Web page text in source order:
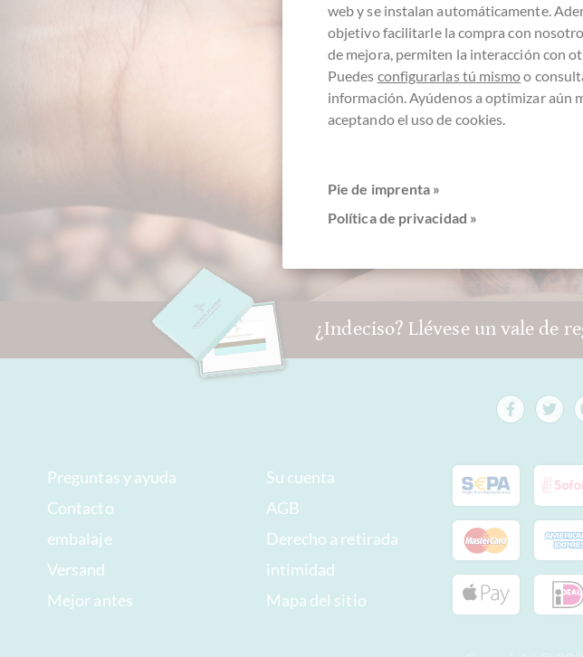
+49 - 511
¿Indeciso? Llévese un vale de
Preguntas y ayuda
Contacto
embalaje
Versand
Mejor antes
Su cuenta
AGB
Derecho a retirada
intimidad
Mapa del sitio
web y se instalan automáticamente.
objetivo facilitarle la compra con
de mejora, permiten la interacción con
Puedes configurarlas tú mismoo
información. Ayúdenos a optimizar aún
aceptando el uso de cookies.
Pie de imprenta »
Política de privacidad »